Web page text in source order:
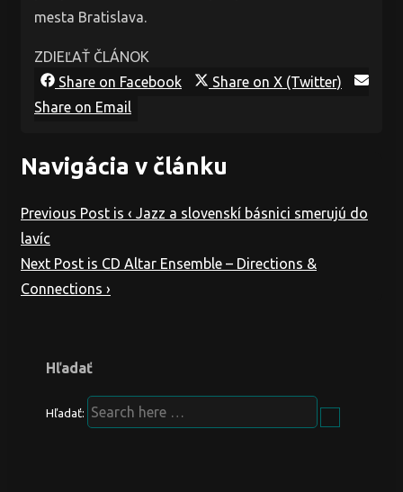
mesta Bratislava.
ZDIEĽAŤ ČLÁNOK
Share on Facebook
Share on X (Twitter)
Share on Email
Navigácia v článku
Previous Post is ‹ Jazz a slovenskí básnici smerujú do
lavíc
Next Post is CD Altar Ensemble – Directions &
Connections ›
Hľadať
Hľadať: